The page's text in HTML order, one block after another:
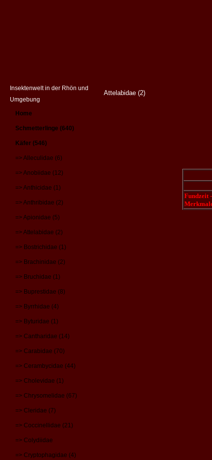
Insektenwelt in der Rhön und
Umgebung
Home
Schmetterlinge (640)
Käfer (546)
=> Alleculidae (6)
=> Anobiidae (12)
=> Anthicidae (1)
=> Anthribidae (2)
=> Apionidae (5)
=> Attelabidae (2)
=> Bostrichidae (1)
=> Brachinidae (2)
=> Bruchidae (1)
=> Buprestidae (8)
=> Byrrhidae (4)
=> Byturidae (1)
=> Cantharidae (14)
=> Carabidae (70)
=> Cerambycidae (44)
=> Cholevidae (1)
=> Chrysomelidae (67)
=> Cleridae (7)
=> Coccinellidae (21)
=> Colydiidae
=> Cryptophagidae (4)
Attelabidae (2)
Fundzeit